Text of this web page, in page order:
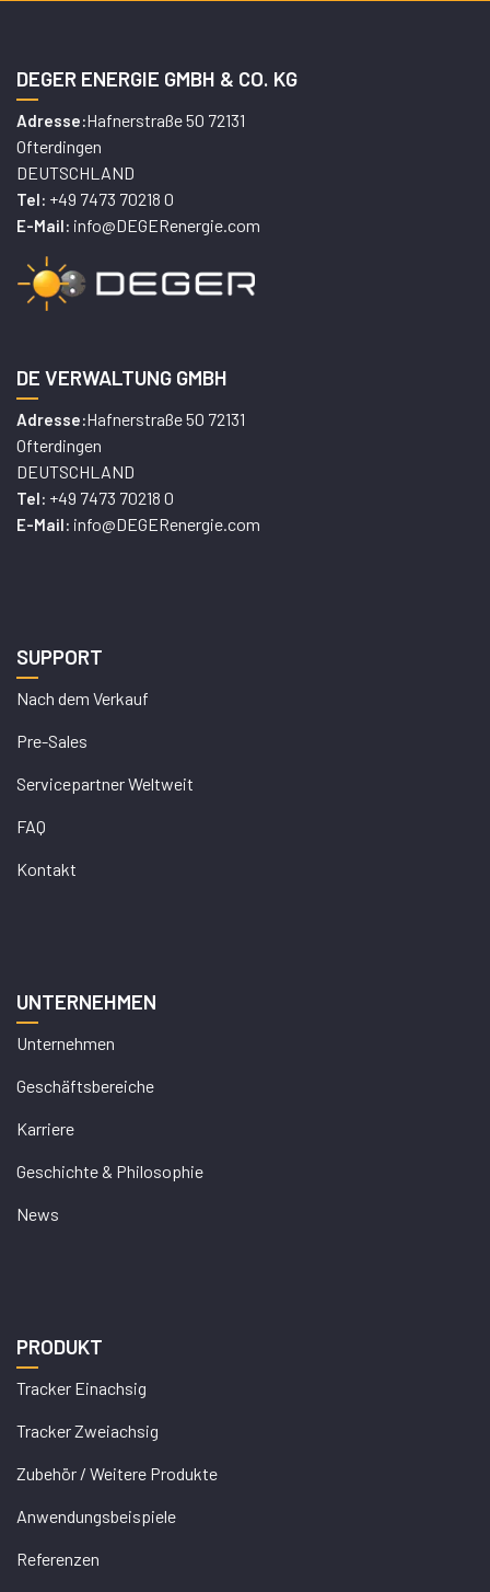
DEGER ENERGIE GMBH & CO. KG
Adresse:Hafnerstraße 50 72131
Ofterdingen
DEUTSCHLAND
Tel: +49 7473 70218 0
E-Mail: info@DEGERenergie.com
DE VERWALTUNG GMBH
Adresse:Hafnerstraße 50 72131
Ofterdingen
DEUTSCHLAND
Tel: +49 7473 70218 0
E-Mail: info@DEGERenergie.com
SUPPORT
Nach dem Verkauf
Pre-Sales
Servicepartner Weltweit
FAQ
Kontakt
UNTERNEHMEN
Unternehmen
Geschäftsbereiche
Karriere
Geschichte & Philosophie
News
PRODUKT
Tracker Einachsig
Tracker Zweiachsig
Zubehör / Weitere Produkte
Anwendungsbeispiele
Referenzen